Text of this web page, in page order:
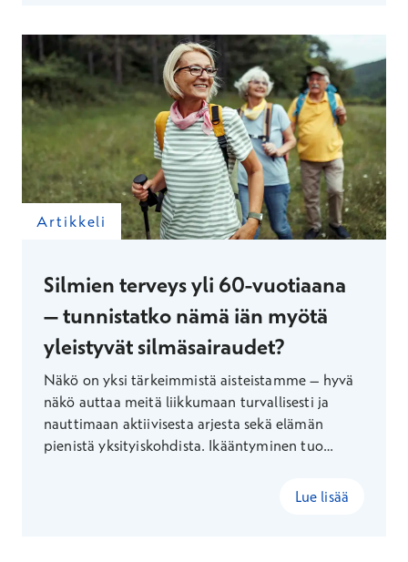
Artikkeli
Silmien terveys yli 60-vuotiaana
– tunnistatko nämä iän myötä
yleistyvät silmäsairaudet?
Näkö on yksi tärkeimmistä aisteistamme – hyvä
näkö auttaa meitä liikkumaan turvallisesti ja
nauttimaan aktiivisesta arjesta sekä elämän
pienistä yksityiskohdista. Ikääntyminen tuo
mutta toisinaan oireiden taustalla piileeLue lisää